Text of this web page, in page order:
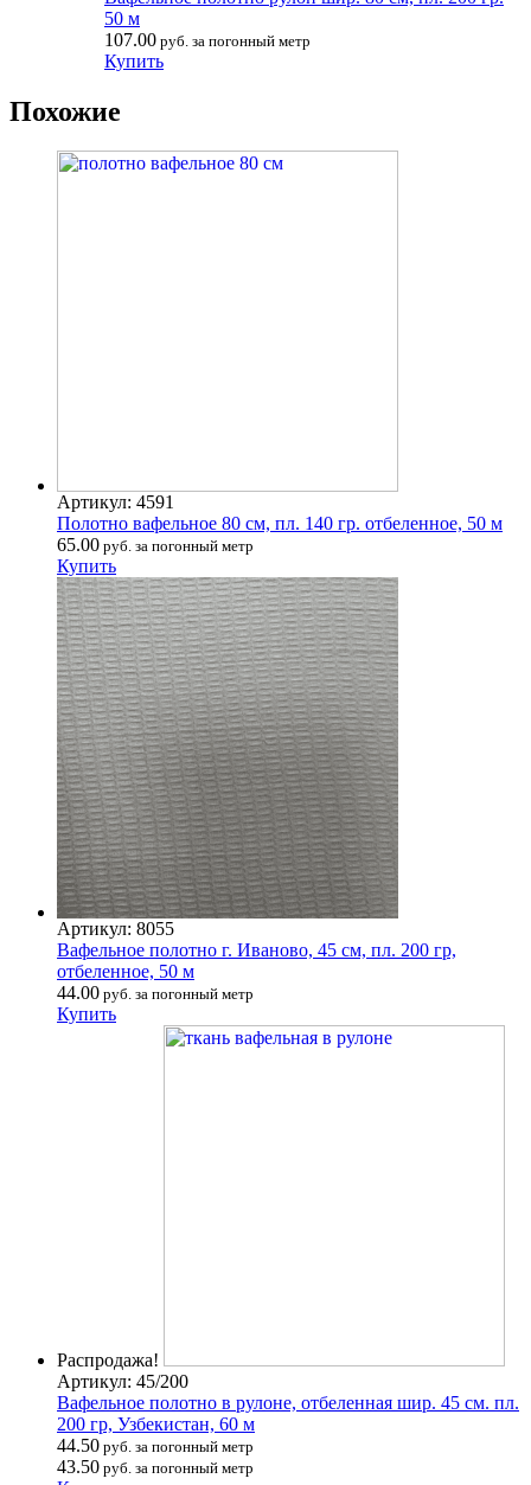
50 м
107.00 руб. за погонный метр
Купить
Похожие
Артикул: 4591
Полотно вафельное 80 см, пл. 140 гр. отбеленное, 50 м
65.00 руб. за погонный метр
Купить
Артикул: 8055
Вафельное полотно г. Иваново, 45 см, пл. 200 гр,
отбеленное, 50 м
44.00 руб. за погонный метр
Купить
Распродажа!
Артикул: 45/200
Вафельное полотно в рулоне, отбеленная шир. 45 см. пл.
200 гр, Узбекистан, 60 м
44.50 руб. за погонный метр
43.50 руб. за погонный метр